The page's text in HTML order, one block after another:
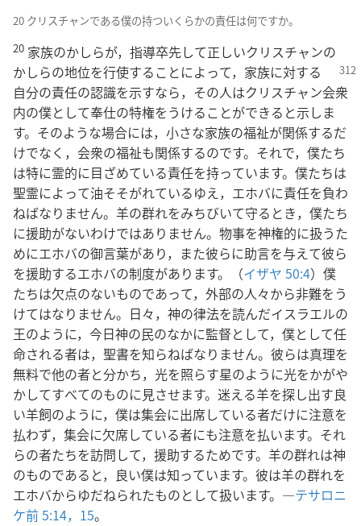
20 クリスチャンである僕の持ついくらかの責任は何ですか。
20 家族のかしらが，指導卒先して正しいクリスチャンの
かしらの地位を行使することによって，家族に対する
自分の責任の認識を示すなら，その人はクリスチャン会衆
内の僕として奉仕の特権をうけることができると示しま
す。そのような場合には，小さな家族の福祉が関係するだ
けでなく，会衆の福祉も関係するのです。それで，僕たち
は特に霊的に目ざめている責任を持っています。僕たちは
聖霊によって油そそがれているゆえ，エホバに責任を負わ
ねばなりません。羊の群れをみちびいて守るとき，僕たち
に援助がないわけではありません。物事を神権的に扱うた
めにエホバの御言葉があり，また彼らに助言を与えて彼ら
を援助するエホバの制度があります。（イザヤ 50:4）僕
たちは欠点のないものであって，外部の人々から非難をう
けてはなりません。日々，神の律法を読んだイスラエルの
王のように，今日神の民のなかに監督として，僕として任
命される者は，聖書を知らねばなりません。彼らは真理を
無料で他の者と分かち，光を照らす星のように光をかがや
かしてすべてのものに見させます。迷える羊を探し出す良
い羊飼のように，僕は集会に出席している者だけに注意を
払わず，集会に欠席している者にも注意を払います。それ
らの者たちを訪問して，援助するためです。羊の群れは神
のものであると，良い僕は知っています。彼は羊の群れを
エホバからゆだねられたものとして扱います。―テサロニ
ケ前 5:14，15。